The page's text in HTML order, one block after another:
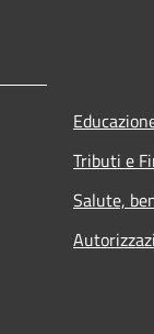
Tributi e
Salute,